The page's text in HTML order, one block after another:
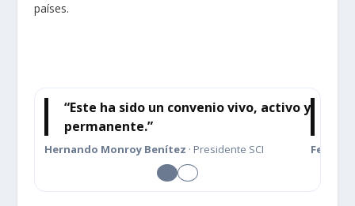
países.
“Este ha sido un convenio vivo, activo y
permanente.”
Hernando Monroy Benítez · Presidente SCI